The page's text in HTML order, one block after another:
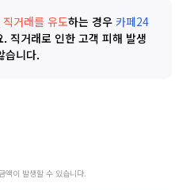
액이 발생할 수 있습니다.
거래를 유도하는 경우 카페24
. 직거래로 인한 고객 피해 발생
습니다.